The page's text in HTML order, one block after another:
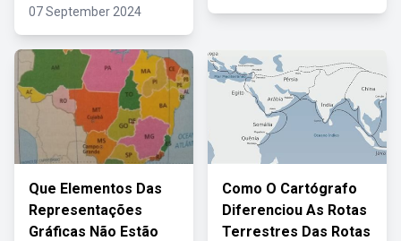
07 September 2024
Que Elementos Das
Representações
Gráficas Não Estão
Como O Cartógrafo
Diferenciou As Rotas
Terrestres Das Rotas